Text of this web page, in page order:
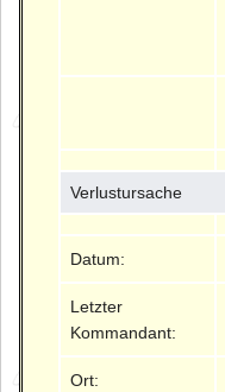
Verlustursache
Datum:
Letzter
Kommandant:
Ort: